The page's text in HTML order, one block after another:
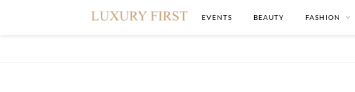
EVENTS BEAUTY FASHION